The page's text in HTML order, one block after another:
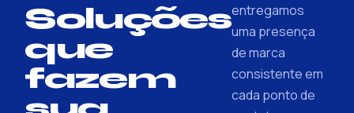
Soluções
que
fazem
entregamos
uma presença
de marca
consistente em
cada ponto de